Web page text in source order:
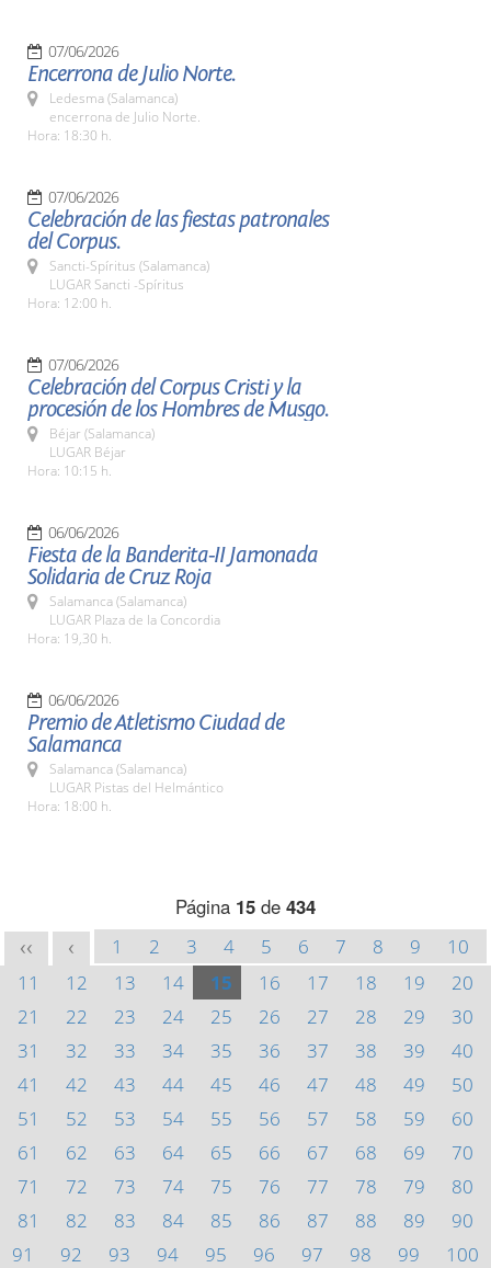
07/06/2026
Encerrona de Julio Norte.
Ledesma (Salamanca)
encerrona de Julio Norte.
Hora: 18:30 h.
07/06/2026
Celebración de las fiestas patronales
del Corpus.
Sancti-Spíritus (Salamanca)
LUGAR Sancti -Spíritus
Hora: 12:00 h.
07/06/2026
Celebración del Corpus Cristi y la
procesión de los Hombres de Musgo.
Béjar (Salamanca)
LUGAR Béjar
Hora: 10:15 h.
06/06/2026
Fiesta de la Banderita-II Jamonada
Solidaria de Cruz Roja
Salamanca (Salamanca)
LUGAR Plaza de la Concordia
Hora: 19,30 h.
06/06/2026
Premio de Atletismo Ciudad de
Salamanca
Salamanca (Salamanca)
LUGAR Pistas del Helmántico
Hora: 18:00 h.
Página 15 de 434
<< < 1 2 3 4 5 6 7 8 9
10
11
12 13 14 15 16 17 18 19
20
21
22 23 24 25 26 27 28 29
30
31
32 33 34 35 36 37 38 39
40
41
42 43 44 45 46 47 48 49
50
51
52 53 54 55 56 57 58 59
60
61
62 63 64 65 66 67 68 69
70
71
72 73 74 75 76 77 78 79
80
81
82 83 84 85 86 87 88 89
90
91
92 93 94 95 96 97 98 99
100